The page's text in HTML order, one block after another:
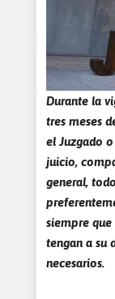
Durante la
tres meses
el Juzgado
juicio,
general,
siempre que
tengan a su
necesarios.